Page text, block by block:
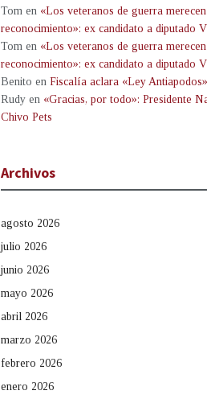
Tom en «Los veteranos de guerra
reconocimiento»: ex candidato a diputado
Tom en «Los veteranos de guerra
reconocimiento»: ex candidato a diputado
Benito en Fiscalía aclara «Ley
Rudy en «Gracias, por todo»: Presidente
Chivo Pets
Archivos
agosto 2026
julio 2026
junio 2026
mayo 2026
abril 2026
marzo 2026
febrero 2026
enero 2026